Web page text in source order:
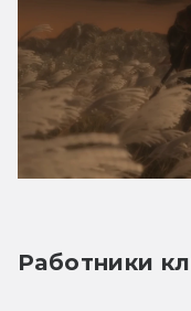
Работники